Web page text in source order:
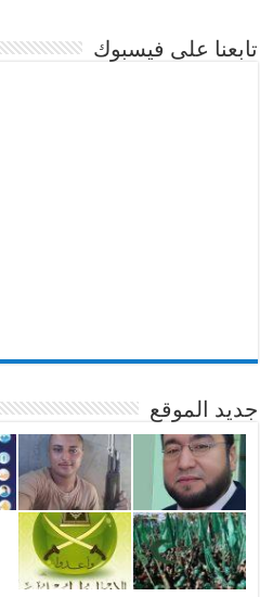
تابعنا على فيسبوك
جديد الموقع